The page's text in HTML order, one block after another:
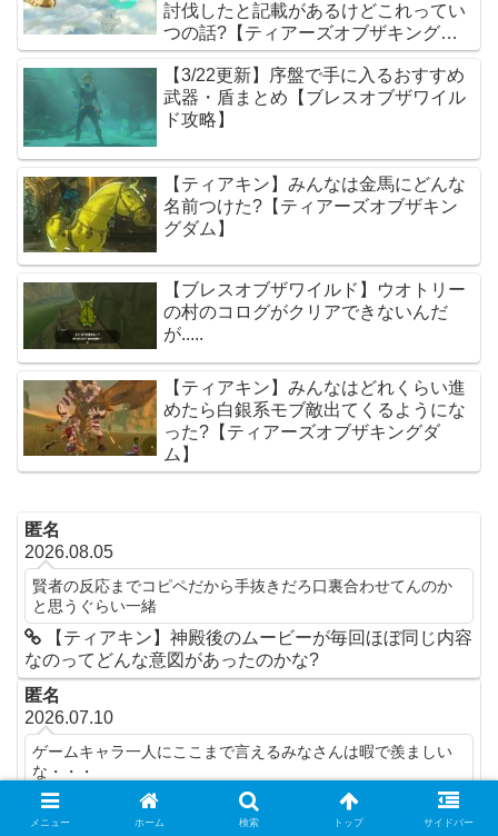
討伐したと記載があるけどこれってい
つの話?【ティアーズオブザキングダ
ム】
【3/22更新】序盤で手に入るおすすめ
武器・盾まとめ【ブレスオブザワイル
ド攻略】
【ティアキン】みんなは金馬にどんな
名前つけた?【ティアーズオブザキン
グダム】
【ブレスオブザワイルド】ウオトリー
の村のコログがクリアできないんだ
が.....
【ティアキン】みんなはどれくらい進
めたら白銀系モブ敵出てくるようにな
った?【ティアーズオブザキングダ
ム】
匿名
2026.08.05
賢者の反応までコピペだから手抜きだろ口裏合わせてんのか
と思うぐらい一緒
【ティアキン】神殿後のムービーが毎回ほぼ同じ内容
なのってどんな意図があったのかな?
匿名
2026.07.10
ゲームキャラ一人にここまで言えるみなさんは暇で羨ましい
な・・・
【ティアキン】正直、ヨナってめちゃくちゃエッチじ
ゃないか？【ティアーズオブザキングダム】
メニュー ホーム 検索 トップ サイドバー